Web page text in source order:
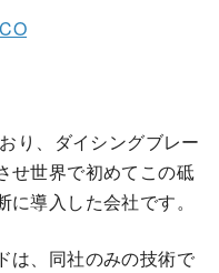
り、ダイシングブレー
せ世界で初めてこの砥
導入した会社です。
は、同社のみの技術で